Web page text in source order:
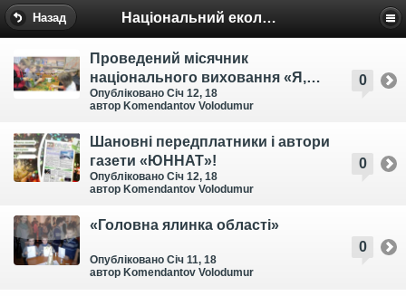
Назад Національний еколого-натуралістичний центр
0
Проведений місячник
національного виховання «Я,
родина, Україна»
Опубліковано Січ 12, 18
автор Komendantov Volodumur
0
Шановні передплатники і автори
газети «ЮННАТ»!
Опубліковано Січ 12, 18
автор Komendantov Volodumur
0
«Головна ялинка області»
Опубліковано Січ 11, 18
автор Komendantov Volodumur